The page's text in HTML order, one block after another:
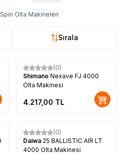
Spin Olta Makineleri
Sırala
(0)
Shimano Nexave FJ 4000
Olta Makinesi
4.217,00 TL
(0)
Daiwa 25 BALLISTIC AIR LT
4000 Olta Makinesi